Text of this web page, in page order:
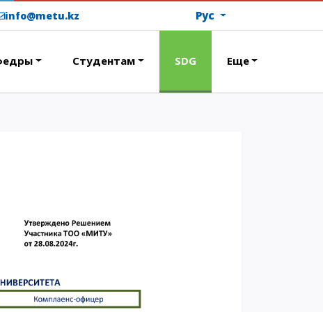
info@metu.kz Рус
Студентам SDG Еще